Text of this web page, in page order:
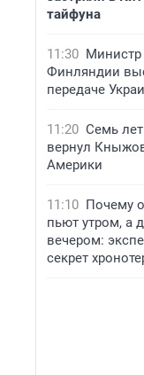
тайфуна
11:30
Финляндии
передаче
11:20 Семь
вернул
Америки
11:10 Почему
пьют утром, а
вечером:
секрет